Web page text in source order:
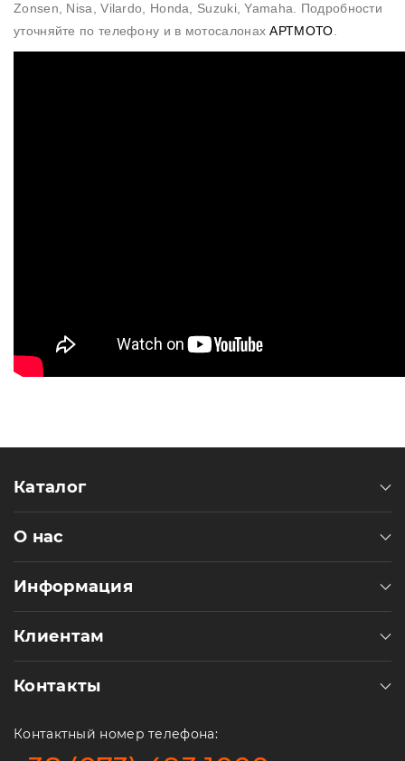
Zonsen, Nisa, Vilardo, Honda, Suzuki, Yamaha. Подробности
уточняйте по телефону и в мотосалонахАРТМОТО
Каталог
О нас
Информация
Клиентам
Контакты
Контактный номер телефона: